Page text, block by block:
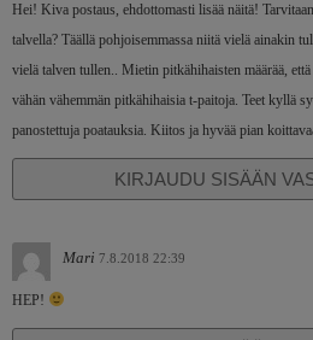
Hei! Kiva postaus, ehdottomasti lisää näitä!
talvella? Täällä pohjoisemmassa niitä vielä ainakin
vielä talven tullen.. Mietin pitkähihaisten määrää,
vähän vähemmän pitkähihaisia t-paitoja. Teet kyllä
panostettuja poatauksia. Kiitos ja hyvää pian
KIRJAUDU SISÄÄN
Mari 7.8.2018 22:39
HEP!